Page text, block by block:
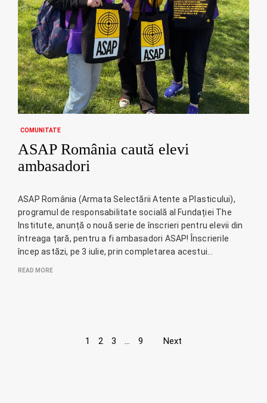
COMUNITATE
ASAP România caută elevi
ambasadori
ASAP România (Armata Selectării Atente a Plasticului),
programul de responsabilitate socială al Fundației The
Institute, anunță o nouă serie de înscrieri pentru elevii din
întreaga țară, pentru a fi ambasadori ASAP! Înscrierile
încep astăzi, pe 3 iulie, prin completarea acestui…
READ MORE
1 2 3 9 Next